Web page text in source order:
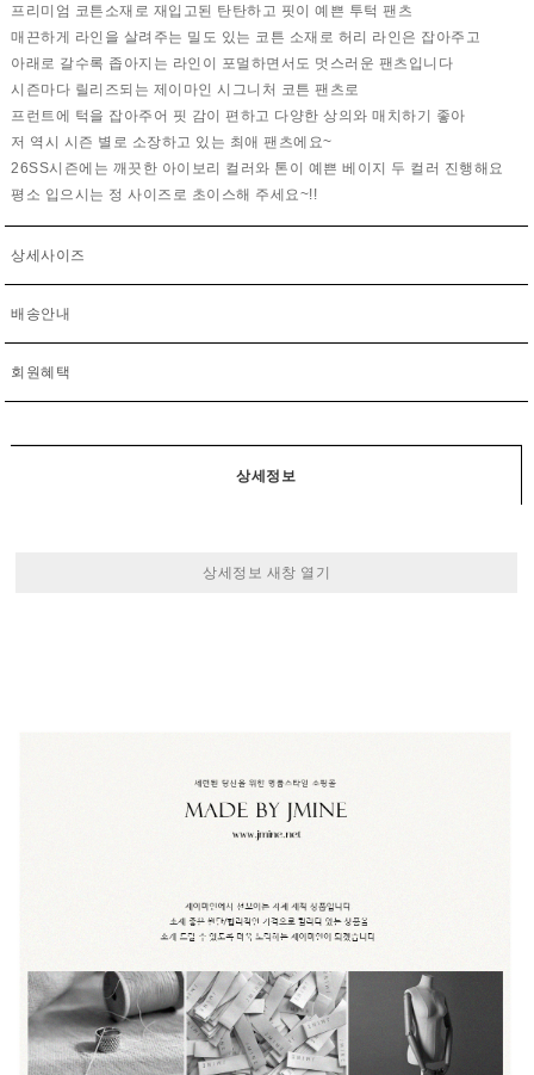
프리미엄 코튼소재로 재입고된 탄탄하고 핏이 예쁜 투턱 팬츠
매끈하게 라인을 살려주는 밀도 있는 코튼 소재로 허리 라인은 잡아주고
아래로 갈수록 좁아지는 라인이 포멀하면서도 멋스러운 팬츠입니다
시즌마다 릴리즈되는 제이마인 시그니처 코튼 팬츠로
프런트에 턱을 잡아주어 핏 감이 편하고 다양한 상의와 매치하기 좋아
저 역시 시즌 별로 소장하고 있는 최애 팬츠에요~
26SS시즌에는 깨끗한 아이보리 컬러와 톤이 예쁜 베이지 두 컬러 진행해요
평소 입으시는 정 사이즈로 초이스해 주세요~!!
상세사이즈
배송안내
회원혜택
상세정보
상세정보 새창 열기